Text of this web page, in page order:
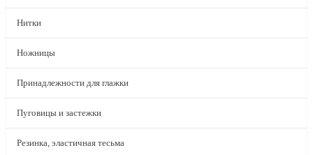
Нитки
Ножницы
Принадлежности для глажки
Пуговицы и застежки
Резинка, эластичная тесьма